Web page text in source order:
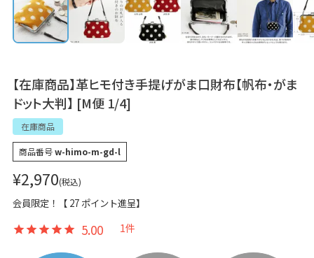
【在庫商品】革ヒモ付き手提げがま口財布【帆布・がま
ドット大判】 [M便 1/4]
在庫商品
商品番号w-himo-m-gd-l
¥2,970 税込
会員限定！【 27 ポイント進呈】
5.00 1